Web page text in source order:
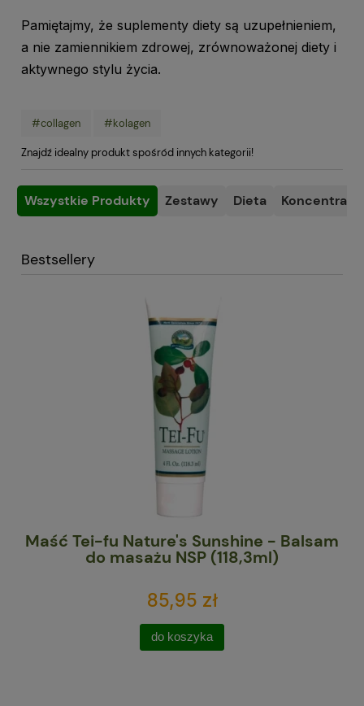
Pamiętajmy, że suplementy diety są uzupełnieniem,
a nie zamiennikiem zdrowej, zrównoważonej diety i
aktywnego stylu życia.
#collagen #kolagen
Znajdź idealny produkt spośród innych kategorii!
Wszystkie Produkty Zestawy Dieta
Bestsellery
Maść Tei-fu Nature's Sunshine - Balsam
do masażu NSP (118,3ml)
85,95 zł
do koszyka